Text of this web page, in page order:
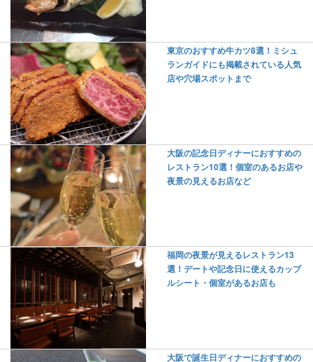
東京のおすすめ牛カツ8選！ミシュ
ランガイドにも掲載されている人気
店や穴場スポットまで
大阪の記念日ディナーにおすすめの
レストラン10選！個室のあるお店や
夜景の見えるお店など
福岡の夜景が見えるレストラン13
選！デートや記念日に使えるカップ
ルシート・個室があるお店も
大阪で誕生日ディナーにおすすめの